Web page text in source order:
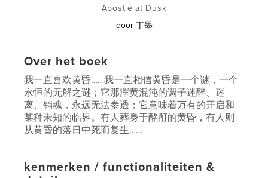
Apostle at Dusk
door 丁墨
Over het boek
我一直喜欢黄昏……我一直相信黄昏是一个谜，一个
永恒的无解之谜；它那浑黄混沌的调子迷醉、迷
离、销魂，永远无法参透；它意味着万有的开启和
某种未知的临界。有人葬身于酩酊的黄昏，有人则
从黄昏的落日中死而复生……
kenmerken / functionaliteiten &